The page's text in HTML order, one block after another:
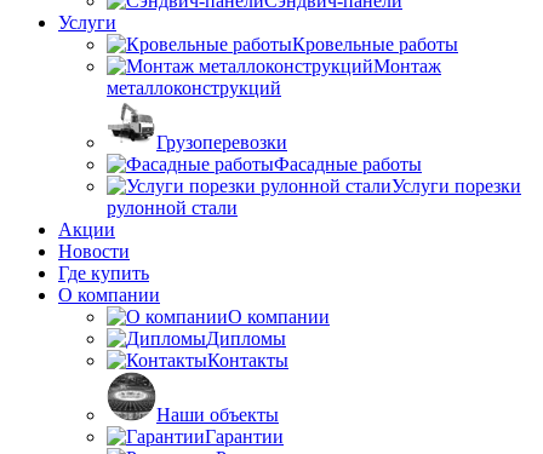
Услуги
Кровельные работы
Монтаж
металлоконструкций
Грузоперевозки
Фасадные работы
Услуги порезки
рулонной стали
Акции
Новости
Где купить
О компании
О компании
Дипломы
Контакты
Наши объекты
Гарантии